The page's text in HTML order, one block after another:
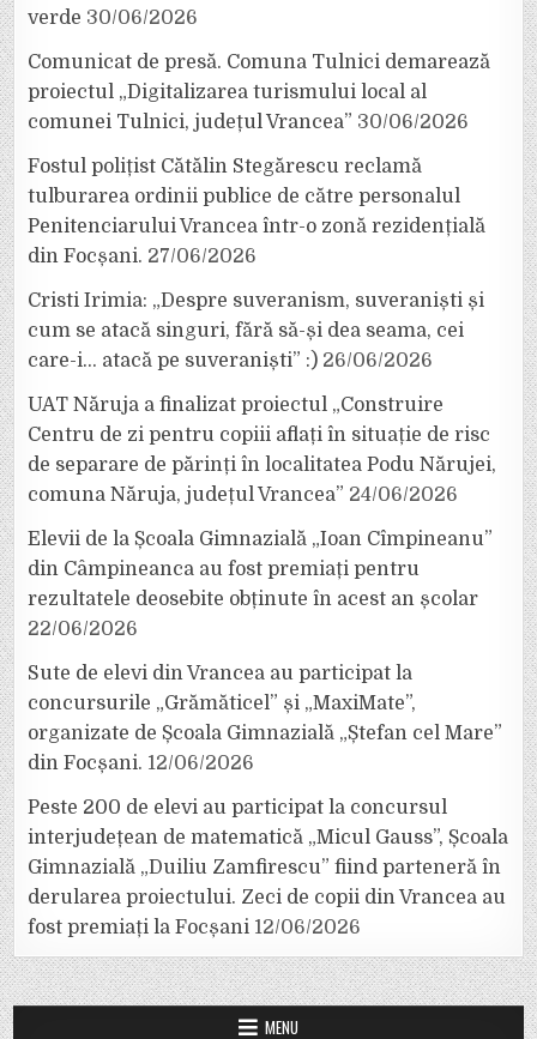
verde 30/06/2026
Comunicat de presă. Comuna Tulnici demarează
proiectul „Digitalizarea turismului local al
comunei Tulnici, județul Vrancea” 30/06/2026
Fostul polițist Cătălin Stegărescu reclamă
tulburarea ordinii publice de către personalul
Penitenciarului Vrancea într-o zonă rezidențială
din Focșani. 27/06/2026
Cristi Irimia: „Despre suveranism, suveraniști și
cum se atacă singuri, fără să-și dea seama, cei
care-i… atacă pe suveraniști” :) 26/06/2026
UAT Năruja a finalizat proiectul „Construire
Centru de zi pentru copiii aflați în situație de risc
de separare de părinți în localitatea Podu Nărujei,
comuna Năruja, județul Vrancea” 24/06/2026
Elevii de la Școala Gimnazială „Ioan Cîmpineanu”
din Câmpineanca au fost premiați pentru
rezultatele deosebite obținute în acest an școlar
22/06/2026
Sute de elevi din Vrancea au participat la
concursurile „Grămăticel” și „MaxiMate”,
organizate de Școala Gimnazială „Ștefan cel Mare”
din Focșani. 12/06/2026
Peste 200 de elevi au participat la concursul
interjudețean de matematică „Micul Gauss”, Școala
Gimnazială „Duiliu Zamfirescu” fiind parteneră în
derularea proiectului. Zeci de copii din Vrancea au
fost premiați la Focșani 12/06/2026
MENU